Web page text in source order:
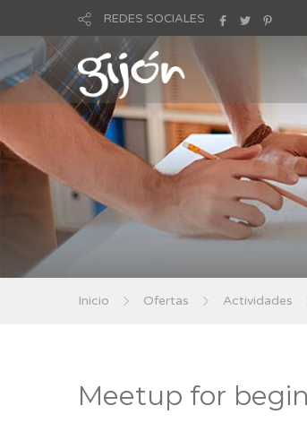
REDES SOCIALES
Inicio Ofertas Actividades
Meetup for